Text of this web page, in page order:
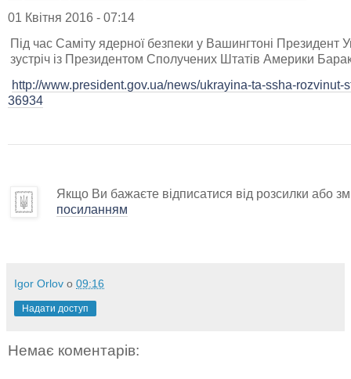
01 Квітня 2016 - 07:14
Під час Саміту ядерної безпеки у Вашингтоні Президент
зустріч із Президентом Сполучених Штатів Америки
http://www.president.gov.ua/news/ukrayina-ta-ssha-
36934
Якщо Ви бажаєте відписатися від розсилки або
посиланням
Igor Orlov о 09:16
Надати доступ
Немає коментарів: